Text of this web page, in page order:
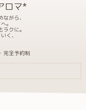
ロマ*
がら、
。
クに。
く、
完全予約制